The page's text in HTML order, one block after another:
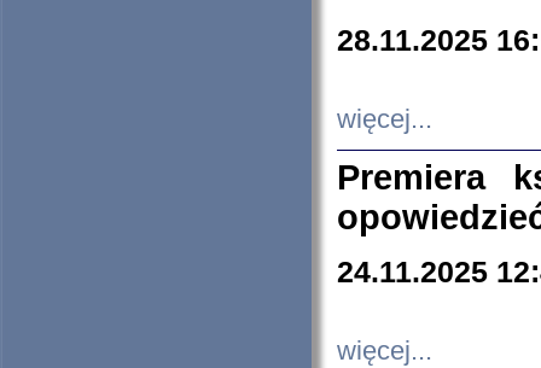
28.11.2025
więcej...
Premiera
24.11.2025
więcej...